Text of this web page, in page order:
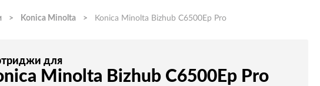
> Konica Minolta > Konica Minolta Bizhub C6500Ep Pro
для
Minolta Bizhub C6500Ep Pro